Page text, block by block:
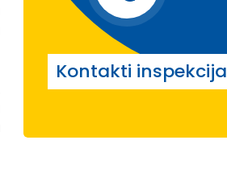
Kontakti inspekcija